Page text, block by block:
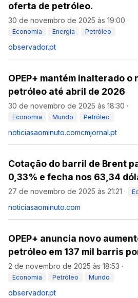
oferta de petróleo.
30 de novembro de 2025 às 19:00 ·
Economia Energia Petróleo
observador.pt
OPEP+ mantém inalterado
petróleo até abril de 2026
30 de novembro de 2025 às 18:30 ·
Economia Mundo Petróleo
noticiasaominuto.comcmjornal.pt
Cotação do barril de Brent
0,33% e fecha nos 63,34
27 de novembro de 2025 às 21:21 ·
noticiasaominuto.com
OPEP+ anuncia novo
petróleo em 137 mil barris
2 de novembro de 2025 às 18:53 ·
Economia Petróleo Mundo
observador.pt